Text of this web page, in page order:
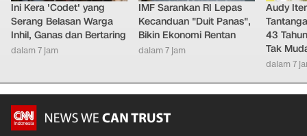
Ini Kera 'Codet' yang
Serang Belasan Warga
Inhil, Ganas dan Bertaring
dalam 7 jam
IMF Sarankan RI Lepas
Kecanduan "Duit Panas",
Bikin Ekonomi Rentan
dalam 7 jam
Audy
43
Tak
dalam 7